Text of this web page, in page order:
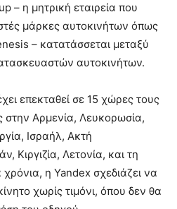
– η μητρική εταιρεία που
μάρκες αυτοκινήτων όπως
– κατατάσσεται μεταξύ
αυτοκινήτων.
επεκταθεί σε 15 χώρες τους
στην Αρμενία, Λευκορωσία,
Ισραήλ, Ακτή
Κιργιζία, Λετονία, και τη
η Yandex σχεδιάζει να
χωρίς τιμόνι, όπου δεν θα